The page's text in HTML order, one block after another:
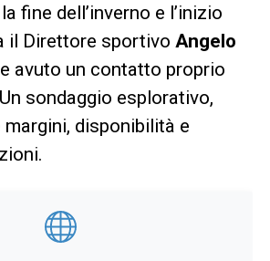
fine dell’inverno e l’inizio
il Direttore sportivo Angelo
avuto un contatto proprio
sondaggio esplorativo,
disponibilità e